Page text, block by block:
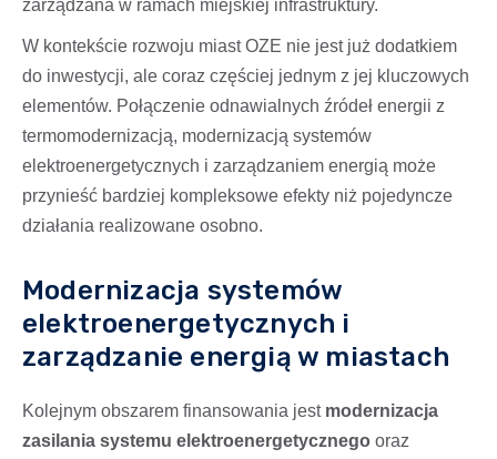
zarządzana w ramach miejskiej infrastruktury.
W kontekście rozwoju miast OZE nie jest już dodatkiem
do inwestycji, ale coraz częściej jednym z jej kluczowych
elementów. Połączenie odnawialnych źródeł energii z
termomodernizacją, modernizacją systemów
elektroenergetycznych i zarządzaniem energią może
przynieść bardziej kompleksowe efekty niż pojedyncze
działania realizowane osobno.
Modernizacja systemów
elektroenergetycznych i
zarządzanie energią w miastach
Kolejnym obszarem finansowania jest modernizacja
zasilania systemu elektroenergetycznego oraz